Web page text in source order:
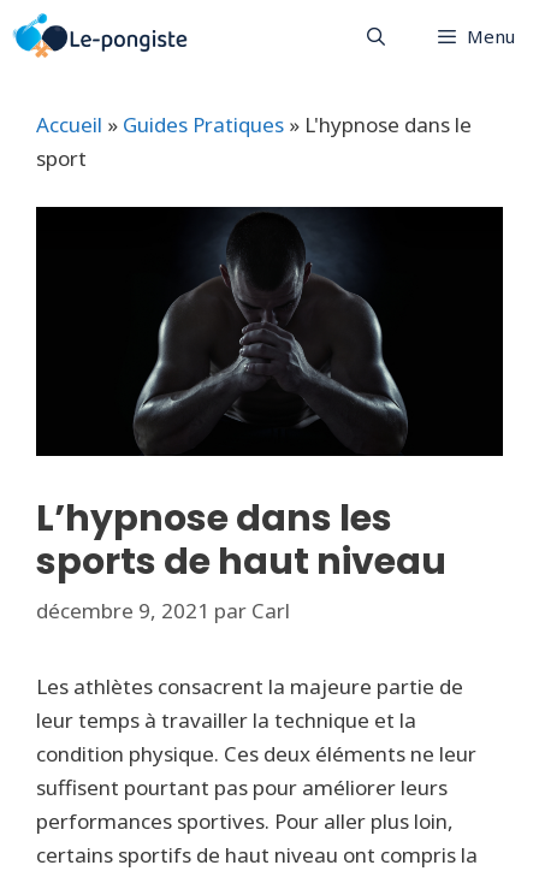
Aller
au
Menu
Accueil » Guides Pratiques » L'hypnose dans le
sport
L’hypnose dans les
sports de haut niveau
décembre 9, 2021 par Carl
Les athlètes consacrent la majeure partie de
leur temps à travailler la technique et la
condition physique. Ces deux éléments ne leur
suffisent pourtant pas pour améliorer leurs
performances sportives. Pour aller plus loin,
certains sportifs de haut niveau ont compris la